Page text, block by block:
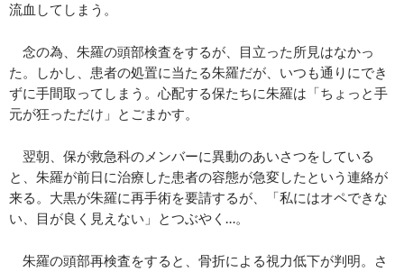
流血してしまう。
念の為、朱羅の頭部検査をするが、目立った所見はなかっ
た。しかし、患者の処置に当たる朱羅だが、いつも通りにでき
ずに手間取ってしまう。心配する保たちに朱羅は「ちょっと手
元が狂っただけ」とごまかす。
翌朝、保が救急科のメンバーに異動のあいさつをしている
と、朱羅が前日に治療した患者の容態が急変したという連絡が
来る。大黒が朱羅に再手術を要請するが、「私にはオペできな
い、目が良く見えない」とつぶやく…。
朱羅の頭部再検査をすると、骨折による視力低下が判明。さ